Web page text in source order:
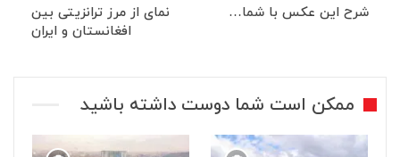
شرح این عکس با شما…
نمای از مرز ترانزیتی بین
افغانستان و ایران
ممکن است شما دوست داشته باشید